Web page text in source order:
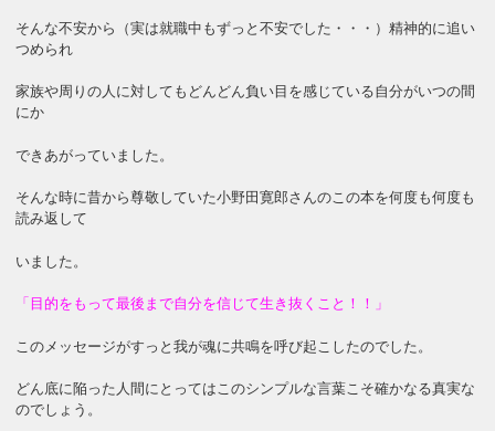
そんな不安から（実は就職中もずっと不安でした・・・）精神的に追い
つめられ
家族や周りの人に対してもどんどん負い目を感じている自分がいつの間
にか
できあがっていました。
そんな時に昔から尊敬していた小野田寛郎さんのこの本を何度も何度も
読み返して
いました。
「目的をもって最後まで自分を信じて生き抜くこと！！」
このメッセージがすっと我が魂に共鳴を呼び起こしたのでした。
どん底に陥った人間にとってはこのシンプルな言葉こそ確かなる真実な
のでしょう。